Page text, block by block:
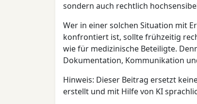
sondern auch rechtlich
Wer in einer solchen Situation mit
konfrontiert ist, sollte frühzeitig
wie für medizinische Beteiligte.
Dokumentation, Kommunikation
Hinweis: Dieser Beitrag ersetzt
erstellt und mit Hilfe von KI